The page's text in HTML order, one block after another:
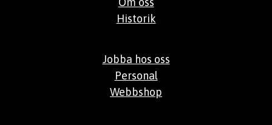
Historik
Jobba hos oss
Personal
Webbshop